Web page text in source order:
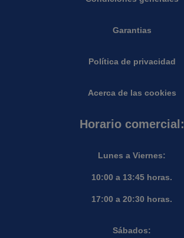
Garantias
Política de privacidad
Acerca de las cookies
Horario comercial:
Lunes a Viernes:
10:00 a 13:45 horas.
17:00 a 20:30 horas.
Sábados: